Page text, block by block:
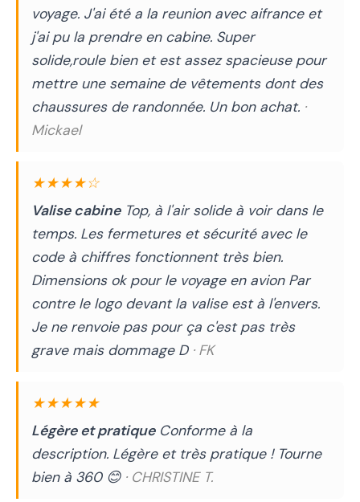
voyage. J'ai été a la reunion avec aifrance et
j'ai pu la prendre en cabine. Super
solide,roule bien et est assez spacieuse pour
mettre une semaine de vêtements dont des
chaussures de randonnée. Un bon achat. ·
Mickael
★★★★☆
Valise cabineTop, à l'air solide à voir dans le
temps. Les fermetures et sécurité avec le
code à chiffres fonctionnent très bien.
Dimensions ok pour le voyage en avion Par
contre le logo devant la valise est à l'envers.
Je ne renvoie pas pour ça c'est pas très
grave mais dommage D · FK
★★★★★
Légère et pratiqueConforme à la
description. Légère et très pratique ! Tourne
bien à 360 😊 · CHRISTINE T.